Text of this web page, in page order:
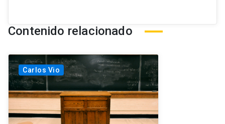
Contenido relacionado
Carlos Vio